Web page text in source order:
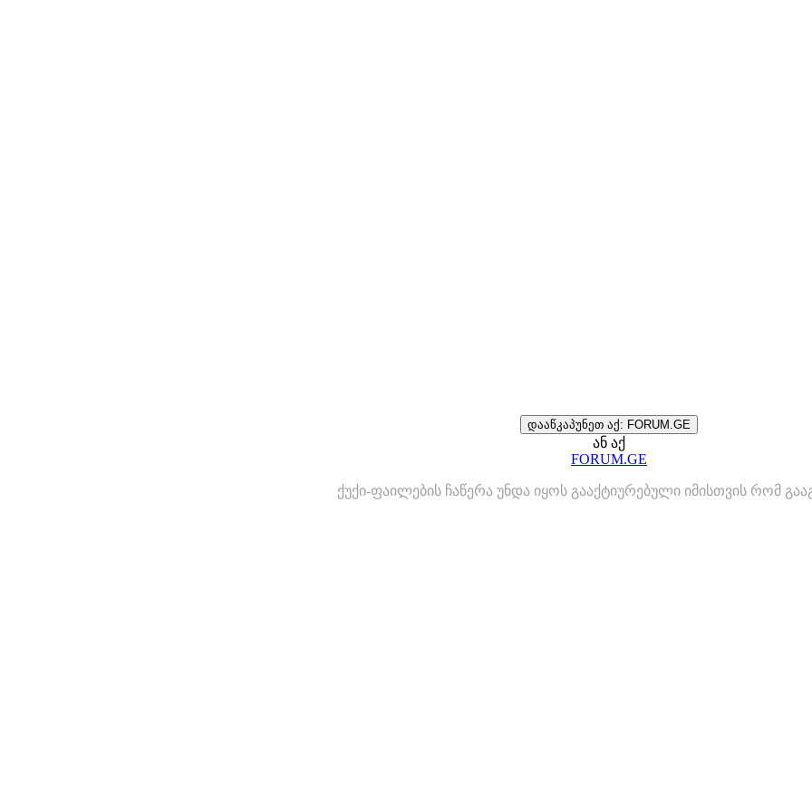
დააწკაპუნეთ აქ: FORUM.GE
ან აქ
FORUM.GE
ქუქი-ფაილების ჩაწერა უნდა იყოს გააქტიურებული იმისთვის რომ